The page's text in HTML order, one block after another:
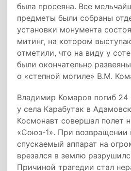
была просеяна. Все
предметы были собраны
установки монумента
митинг, на котором
отметили, что на виду у
были окончательно
о «степной могиле» В.М.
Владимир Комаров погиб 24
у села Карабутак в
Космонавт совершал полет
«Союз-1». При возвращении
спускаемый аппарат на
врезался в землю
Причиной трагедии стал